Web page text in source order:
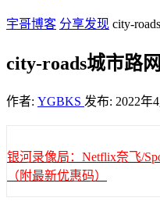
宇哥博客 分享发现 city-
city-roads城市路
作者: YGBKS 发布: 2022年
银河录像局：Netflix奈飞/
（附最新优惠码）